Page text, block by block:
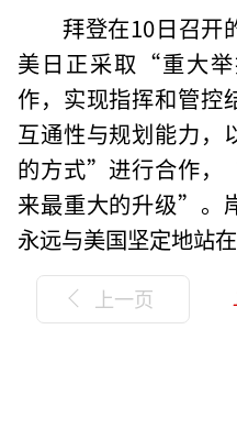
拜登在10日召开
美日正采取“重大
作，实现指挥和管控
互通性与规划能力
的方式”进行合作，
来最重大的升级”。
永远与美国坚定地站
上一页